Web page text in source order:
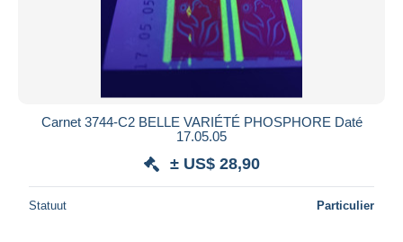
Carnet 3744-C2 BELLE VARIÉTÉ PHOSPHORE Daté
17.05.05
± US$ 28,90
Statuut Particulier